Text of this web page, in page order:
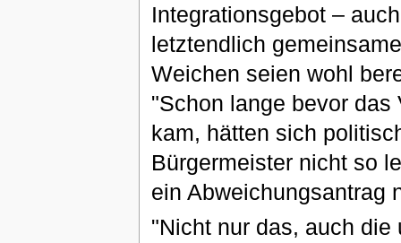
Integrationsgebot –
letztendlich
Weichen seien wohl
"Schon lange bevor
kam, hätten sich
Bürgermeister nicht so
ein Abweichungsantrag
"Nicht nur das, auch